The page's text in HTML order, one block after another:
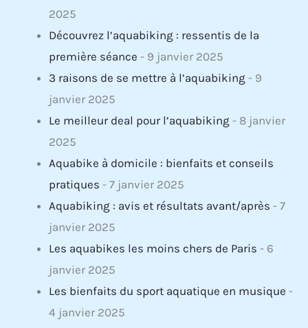
2025
Découvrez l’aquabiking : ressentis de la
première séance - 9 janvier 2025
3 raisons de se mettre à l’aquabiking - 9
janvier 2025
Le meilleur deal pour l’aquabiking - 8 janvier
2025
Aquabike à domicile : bienfaits et conseils
pratiques - 7 janvier 2025
Aquabiking : avis et résultats avant/après - 7
janvier 2025
Les aquabikes les moins chers de Paris - 6
janvier 2025
Les bienfaits du sport aquatique en musique -
4 janvier 2025